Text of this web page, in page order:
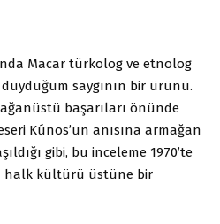
Macar türkolog ve etnolog
duyduğum saygının bir ürünü.
başarıları önünde
Kúnos’un anısına armağan
gibi, bu inceleme 1970’te
halk kültürü üstüne bir